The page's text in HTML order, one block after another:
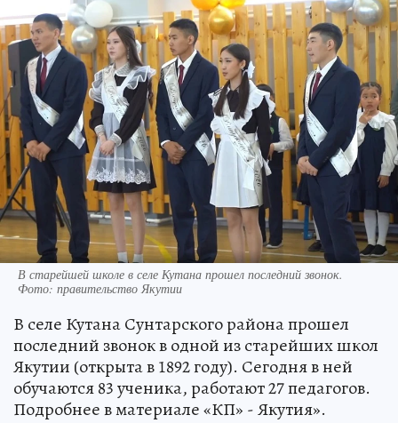
В старейшей школе в селе Кутана прошел последний звонок.
Фото: правительство Якутии
В селе Кутана Сунтарского района прошел
последний звонок в одной из старейших школ
Якутии (открыта в 1892 году). Сегодня в ней
обучаются 83 ученика, работают 27 педагогов.
Подробнее в материале «КП» - Якутия».